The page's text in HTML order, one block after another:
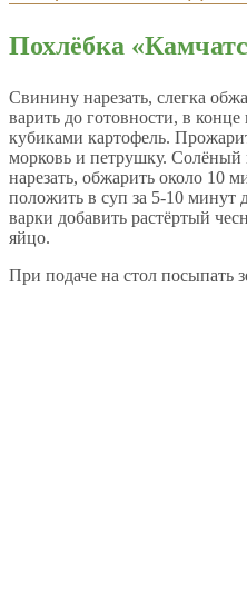
Похлёбка
Свинину нарезать, слегка
варить до готовности, в
кубиками картофель.
морковь и петрушку.
нарезать, обжарить около 10
положить в суп за 5-10 минут
варки добавить растёртый
яйцо.
При подаче на стол посыпать